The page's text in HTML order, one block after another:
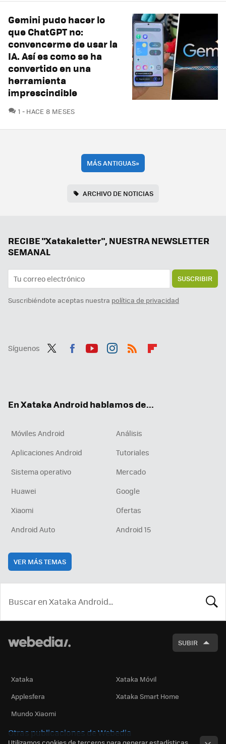
Gemini pudo hacer lo
que ChatGPT no:
convencerme de usar la
IA. Así es como se ha
convertido en una
herramienta
imprescindible
1 COMENTARIOS
HACE 8 MESES
MÁS ANTIGUAS»
ARCHIVO DE NOTICIAS
RECIBE "Xatakaletter", NUESTRA NEWSLETTER
SEMANAL
SUSCRIBIR
Suscribiéndote aceptas nuestra política de privacidad
Síguenos
En Xataka Android hablamos de...
Móviles Android
Análisis
Aplicaciones Android
Tutoriales
Sistema operativo
Mercado
Huawei
Google
Xiaomi
Ofertas
Android Auto
Android 15
VER MÁS TEMAS
SUBIR
Xataka
Xataka Móvil
Applesfera
Xataka Smart Home
Mundo Xiaomi
Otras publicaciones de Webedia